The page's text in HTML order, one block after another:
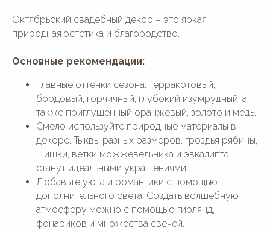
Октябрьский свадебный декор – это яркая
природная эстетика и благородство.
Основные рекомендации:
Главные оттенки сезона: терракотовый,
бордовый, горчичный, глубокий изумрудный, а
также приглушенный оранжевый, золото и медь.
Смело используйте природные материалы в
декоре. Тыквы разных размеров, гроздья рябины,
шишки, ветки можжевельника и эвкалипта
станут идеальными украшениями.
Добавьте уюта и романтики с помощью
дополнительного света. Создать волшебную
атмосферу можно с помощью гирлянд,
фонариков и множества свечей.